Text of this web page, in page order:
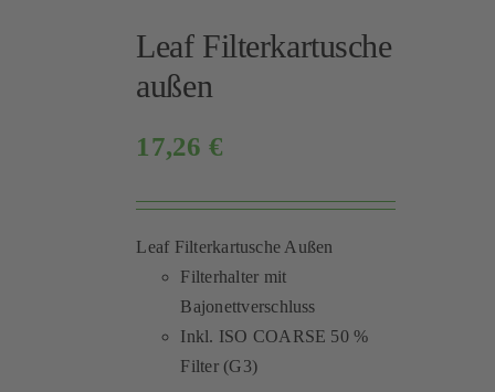
Leaf Filterkartusche
außen
17,26 €
Leaf Filterkartusche Außen
Filterhalter mit
Bajonettverschluss
Inkl. ISO COARSE 50 %
Filter (G3)